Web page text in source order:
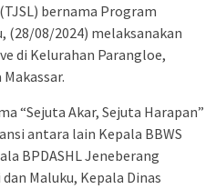
bernama Program
(28/08/2024) melaksanakan
di Kelurahan Parangloe,
“Sejuta Akar, Sejuta Harapan”
antara lain Kepala BBWS
BPDASHL Jeneberang
Maluku, Kepala Dinas